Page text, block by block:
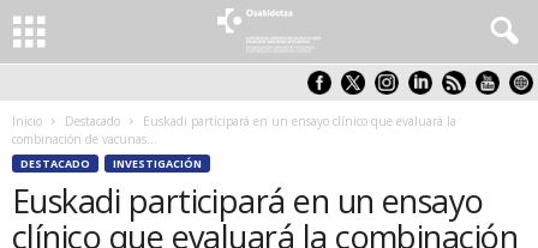
Inicio Destacado
Euskadi participará en un ensayo clínico que evaluará la
combinación de vacunas...
DESTACADO INVESTIGACIÓN
Euskadi participará en un ensayo
clínico que evaluará la combinación